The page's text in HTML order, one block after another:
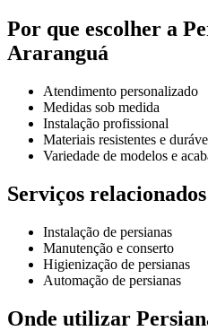
Por que escolher a
Araranguá
Atendimento personalizado
Medidas sob medida
Instalação profissional
Materiais resistentes e
Variedade de modelos e
Serviços relacionados
Instalação de persianas
Manutenção e conserto
Higienização de persianas
Automação de persianas
Onde utilizar